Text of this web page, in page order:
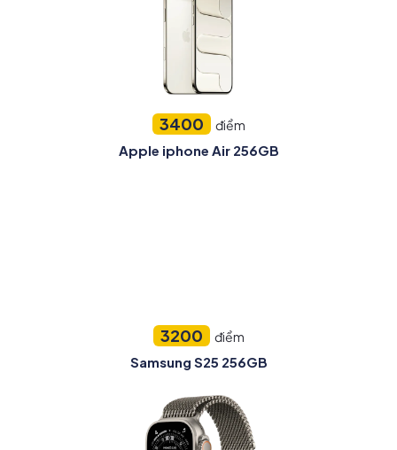
3400 điểm
Apple iphone Air 256GB
3200 điểm
Samsung S25 256GB